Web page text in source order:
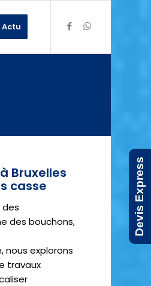
Actu
Bruxelles
casse
des
des bouchons,
nous explorons
travaux
Devis Express